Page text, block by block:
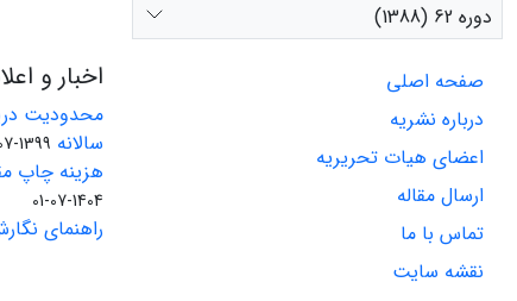
دوره 62 (1388)
صفحه اصلی
درباره نشریه
اعضای هیات تحریریه
ارسال مقاله
تماس با ما
نقشه سایت
اخبار و
محدودیت
سالانه 1399-07-23
هزینه چاپ
1404-07-01
راهنمای